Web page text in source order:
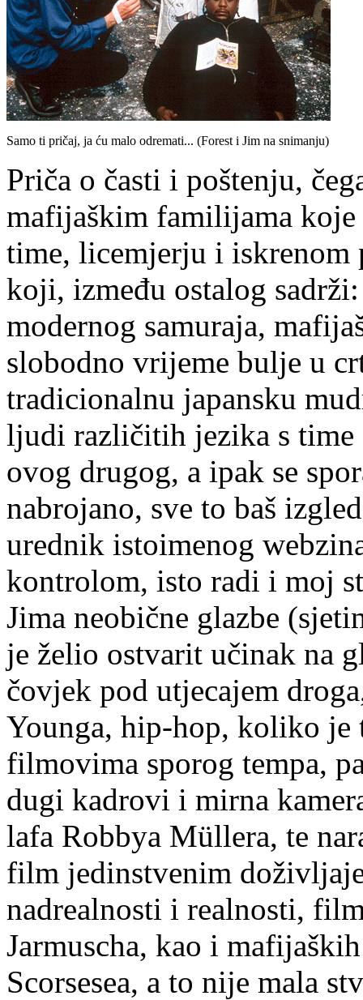
Samo ti pričaj, ja ću malo odremati... (Forest i Jim na snimanju)
Priča o časti i poštenju,
mafijaškim familijama
time, licemjerju i
koji, između ostalog
modernog samuraja,
slobodno vrijeme bulje u
tradicionalnu japansku
ljudi različitih jezika s
ovog drugog, a ipak se
nabrojano, sve to baš
urednik istoimenog
kontrolom, isto radi i moj
Jima neobične glazbe
je želio ostvarit učinak na
čovjek pod utjecajem
Younga, hip-hop, koliko
filmovima sporog tempa,
dugi kadrovi i mirna
lafa Robbya Müllera, te
film jedinstvenim
nadrealnosti i realnosti,
Jarmuscha, kao i
Scorsesea, a to nije mala